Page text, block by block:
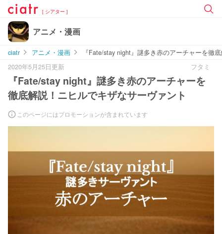
[ シアター ]
アニメ・漫画
ciatr アニメ・漫画
『Fate/stay night』謎多き赤のアーチャーを徹
2020年5月25日更新
フタミ
『Fate/stay night』謎多き赤のアーチャーを
徹底解説！ニヒルでキザなサーヴァント
このページにはプロモーションが含まれています